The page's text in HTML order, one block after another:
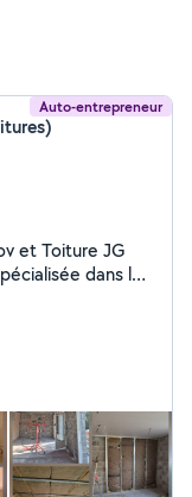
Auto-entrepreneur
Toiture JG
Forts de
nous prenons
rénovation, de
grâce à une
métiers suivants